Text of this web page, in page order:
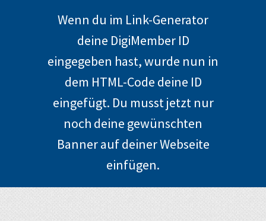
Wenn du im Link-Generator
deine DigiMember ID
eingegeben hast, wurde nun in
dem HTML-Code deine ID
eingefügt. Du musst jetzt nur
noch deine gewünschten
Banner auf deiner Webseite
einfügen.